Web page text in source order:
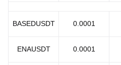
BASEDUSDT 0.0001
ENAUSDT 0.0001